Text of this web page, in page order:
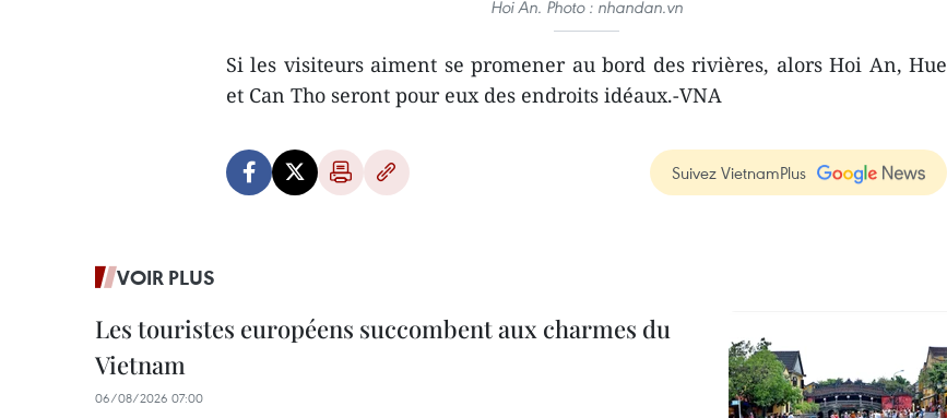
Hoi An. Photo : nhandan.vn
Si les visiteurs aiment se promener au bord des rivières, alors Hoi An, Hue
et Can Tho seront pour eux des endroits idéaux.-VNA
Suivez VietnamPlus
VOIR PLUS
Les touristes européens succombent aux charmes du
Vietnam
06/08/2026 07:00